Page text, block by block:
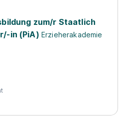
zum/r Staatlich
in (PiA) Erzieherakademie